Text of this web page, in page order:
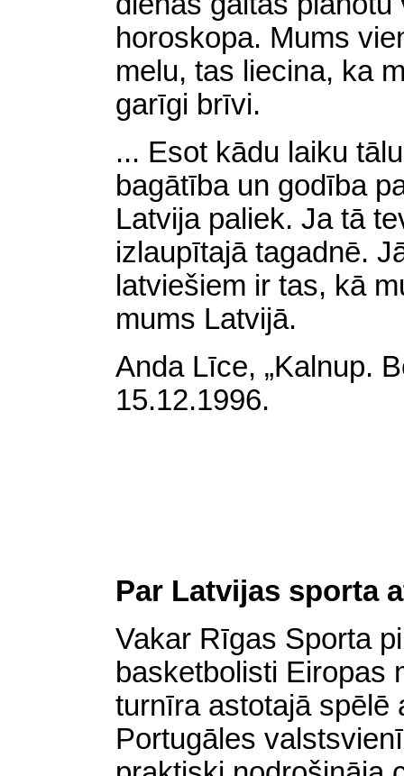
horoskopa. Mums
melu, tas liecina, ka
garīgi brīvi.
... Esot kādu laiku
bagātība un godība
Latvija paliek. Ja tā
izlaupītajā tagadnē.
latviešiem ir tas, kā
mums Latvijā.
Anda Līce, „Kalnup.
15.12.1996.
Par Latvijas sporta
Vakar Rīgas Sporta
basketbolisti Eiropas
turnīra astotajā spēlē
Portugāles